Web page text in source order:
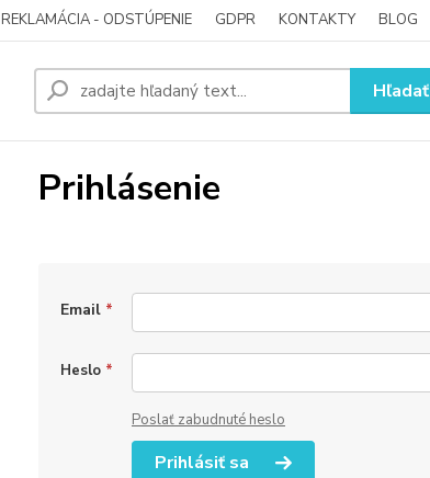
REKLAMÁCIA - ODSTÚPENIE GDPR KONTAKTY BLOG
Hľadať
Prihlásenie
Email *
Heslo *
Poslať zabudnuté heslo
Prihlásiť sa